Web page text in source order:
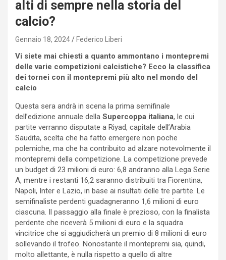
alti di sempre nella storia del
calcio?
Gennaio 18, 2024 Federico Liberi
Vi siete mai chiesti a quanto ammontano i montepremi
delle varie competizioni calcistiche? Ecco la classifica
dei tornei con il montepremi più alto nel mondo del
calcio
Questa sera andrà in scena la prima semifinale
dell’edizione annuale della Supercoppa italiana, le cui
partite verranno disputate a Riyad, capitale dell’Arabia
Saudita, scelta che ha fatto emergere non poche
polemiche, ma che ha contribuito ad alzare notevolmente il
montepremi della competizione. La competizione prevede
un budget di 23 milioni di euro: 6,8 andranno alla Lega Serie
A, mentre i restanti 16,2 saranno distribuiti tra Fiorentina,
Napoli, Inter e Lazio, in base ai risultati delle tre partite. Le
semifinaliste perdenti guadagneranno 1,6 milioni di euro
ciascuna. Il passaggio alla finale è prezioso, con la finalista
perdente che riceverà 5 milioni di euro e la squadra
vincitrice che si aggiudicherà un premio di 8 milioni di euro
sollevando il trofeo. Nonostante il montepremi sia, quindi,
molto allettante, è nulla rispetto a quello di altre